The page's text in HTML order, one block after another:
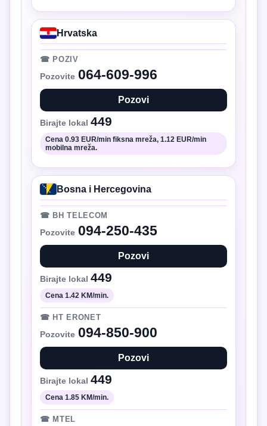
Hrvatska
☎ POZIV
Pozovite 064-609-996
Pozovi
Birajte lokal 449
Cena 0.93 EUR/min fiksna mreža, 1.12 EUR/min
mobilna mreža.
Bosna i Hercegovina
☎ BH TELECOM
Pozovite 094-250-435
Pozovi
Birajte lokal 449
Cena 1.42 KM/min.
☎ HT ERONET
Pozovite 094-850-900
Pozovi
Birajte lokal 449
Cena 1.85 KM/min.
☎ MTEL